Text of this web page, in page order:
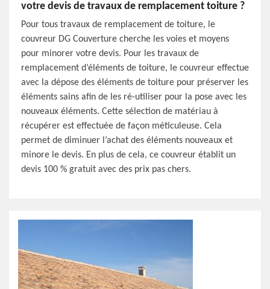
votre devis de travaux de remplacement toiture ?
Pour tous travaux de remplacement de toiture, le
couvreur DG Couverture cherche les voies et moyens
pour minorer votre devis. Pour les travaux de
remplacement d’éléments de toiture, le couvreur effectue
avec la dépose des éléments de toiture pour préserver les
éléments sains afin de les ré-utiliser pour la pose avec les
nouveaux éléments. Cette sélection de matériau à
récupérer est effectuée de façon méticuleuse. Cela
permet de diminuer l’achat des éléments nouveaux et
minore le devis. En plus de cela, ce couvreur établit un
devis 100 % gratuit avec des prix pas chers.